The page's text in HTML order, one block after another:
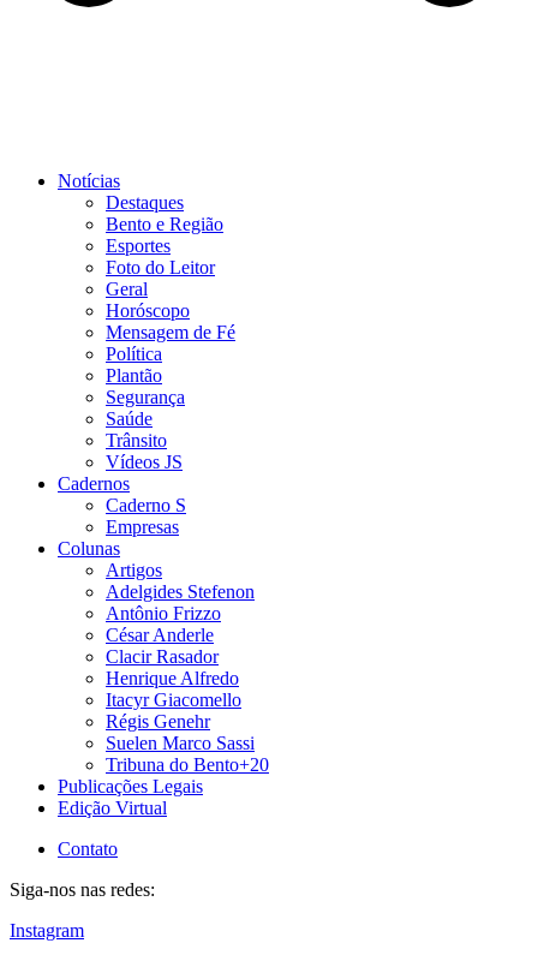
Notícias
Destaques
Bento e Região
Esportes
Foto do Leitor
Geral
Horóscopo
Mensagem de Fé
Política
Plantão
Segurança
Saúde
Trânsito
Vídeos JS
Cadernos
Caderno S
Empresas
Colunas
Artigos
Adelgides Stefenon
Antônio Frizzo
César Anderle
Clacir Rasador
Henrique Alfredo
Itacyr Giacomello
Régis Genehr
Suelen Marco Sassi
Tribuna do Bento+20
Publicações Legais
Edição Virtual
Contato
Siga-nos nas redes:
Instagram